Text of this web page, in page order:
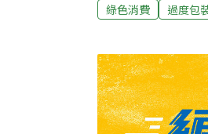
綠色消費 過度包